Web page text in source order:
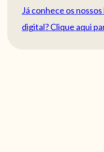
Já conhece os
digital? Clique aqui